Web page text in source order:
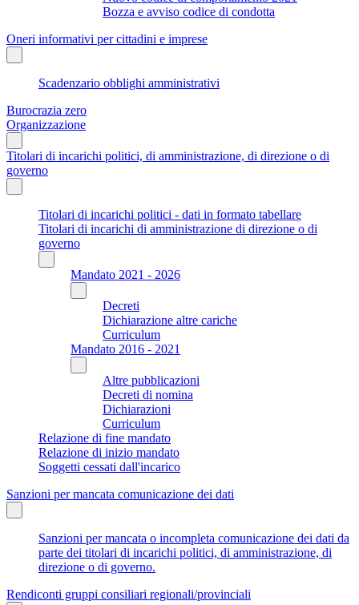
Bozza e avviso codice di condotta
Oneri informativi per cittadini e imprese
Scadenzario obblighi amministrativi
Burocrazia zero
Organizzazione
Titolari di incarichi politici, di amministrazione, di direzione o di
governo
Titolari di incarichi politici - dati in formato tabellare
Titolari di incarichi di amministrazione di direzione o di
governo
Mandato 2021 - 2026
Decreti
Dichiarazione altre cariche
Curriculum
Mandato 2016 - 2021
Altre pubblicazioni
Decreti di nomina
Dichiarazioni
Curriculum
Relazione di fine mandato
Relazione di inizio mandato
Soggetti cessati dall'incarico
Sanzioni per mancata comunicazione dei dati
Sanzioni per mancata o incompleta comunicazione dei dati da
parte dei titolari di incarichi politici, di amministrazione, di
direzione o di governo.
Rendiconti gruppi consiliari regionali/provinciali